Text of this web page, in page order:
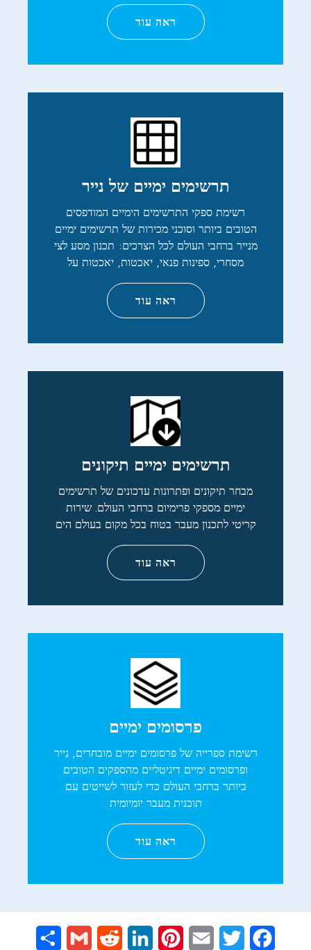
ראה עוד
תרשימים ימיים של נייר
רשימת ספקי התרשימים הימיים המודפסים
הטובים ביותר וסוכני מכירות של תרשימים ימיים
מנייר ברחבי העולם לכל הצרכים: תכנון מסע לצי
מסחרי, ספינות פנאי, יאכטות, יאכטות על
ראה עוד
תרשימים ימיים תיקונים
מבחר תיקונים ופתרונות עדכונים של תרשימים
ימיים מספקי פרימיום ברחבי העולם. שירות
קריטי לתכנון מעבר בטוח בכל מקום בעולם הים
ראה עוד
פרסומים ימיים
רשימת ספרייה של פרסומים ימיים מובחרים, נייר
ופרסומים ימיים דיגיטליים מהספקים הטובים
ביותר ברחבי העולם כדי לעזור לשייטים עם
תוכנית מעבר יומיומית
ראה עוד
Facebook
Twitter
Email
Pinterest
LinkedIn
Reddit
Gmail